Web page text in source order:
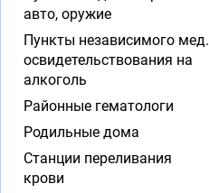
авто, оружие
Пункты независимого мед.
освидетельствования на
алкоголь
Районные гематологи
Родильные дома
Станции переливания
крови